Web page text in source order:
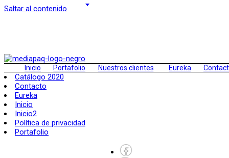
Saltar al contenido
Inicio Portafolio Nuestros clientes Eureka
Catálogo 2020
Contacto
Eureka
Inicio
Inicio2
Política de privacidad
Portafolio